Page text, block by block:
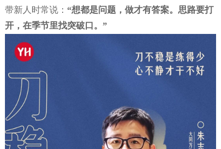
带新人时常说： “想都是问题，做才有答案。思路要打
开，在季节里找突破口。”